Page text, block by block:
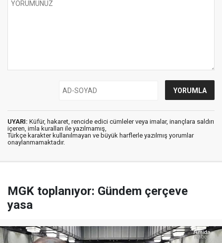
UYARI: Küfür, hakaret, rencide edici cümleler veya imalar, inançlara saldırı
içeren, imla kuralları ile yazılmamış,
Türkçe karakter kullanılmayan ve büyük harflerle yazılmış yorumlar
onaylanmamaktadır.
MGK toplanıyor: Gündem çerçeve
yasa